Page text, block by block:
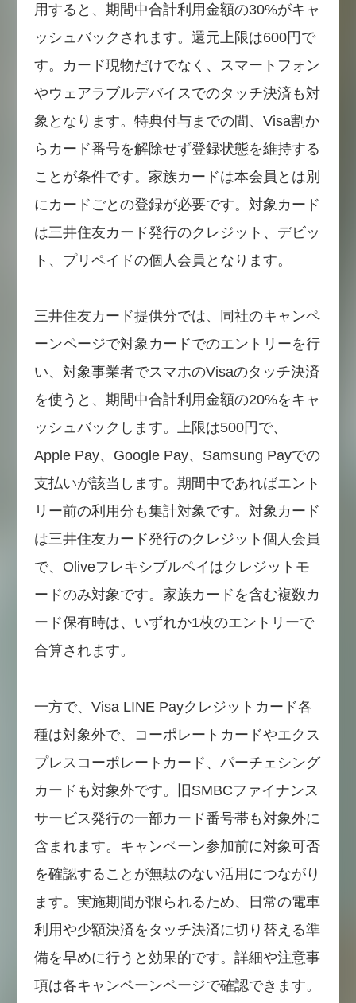
用すると、期間中合計利用金額の30%がキャ
ッシュバックされます。還元上限は600円で
す。カード現物だけでなく、スマートフォン
やウェアラブルデバイスでのタッチ決済も対
象となります。特典付与までの間、Visa割か
らカード番号を解除せず登録状態を維持する
ことが条件です。家族カードは本会員とは別
にカードごとの登録が必要です。対象カード
は三井住友カード発行のクレジット、デビッ
ト、プリペイドの個人会員となります。
三井住友カード提供分では、同社のキャンペ
ーンページで対象カードでのエントリーを行
い、対象事業者でスマホのVisaのタッチ決済
を使うと、期間中合計利用金額の20%をキャ
ッシュバックします。上限は500円で、
Apple Pay、Google Pay、Samsung Payでの
支払いが該当します。期間中であればエント
リー前の利用分も集計対象です。対象カード
は三井住友カード発行のクレジット個人会員
で、Oliveフレキシブルペイはクレジットモ
ードのみ対象です。家族カードを含む複数カ
ード保有時は、いずれか1枚のエントリーで
合算されます。
一方で、Visa LINE Payクレジットカード各
種は対象外で、コーポレートカードやエクス
プレスコーポレートカード、パーチェシング
カードも対象外です。旧SMBCファイナンス
サービス発行の一部カード番号帯も対象外に
含まれます。キャンペーン参加前に対象可否
を確認することが無駄のない活用につながり
ます。実施期間が限られるため、日常の電車
利用や少額決済をタッチ決済に切り替える準
備を早めに行うと効果的です。詳細や注意事
項は各キャンペーンページで確認できます。